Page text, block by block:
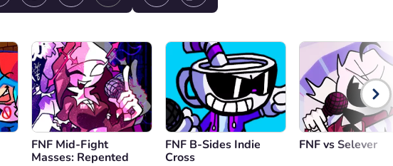
FNF Mid-Fight
Masses: Repented
FNF B-Sides Indie
Cross
FNF vs Selever